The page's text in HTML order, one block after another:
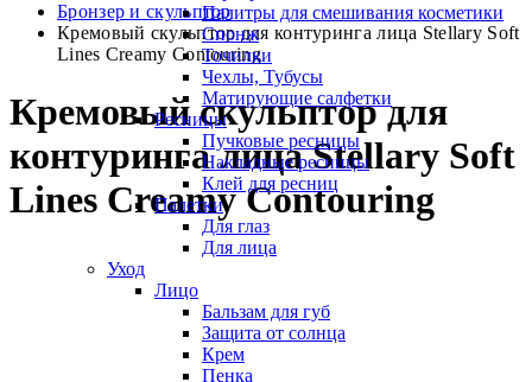
Палитры для смешивания косметики
Спонж
Точилки
Чехлы, Тубусы
Матирующие салфетки
Ресницы
Пучковые ресницы
Накладные ресницы
Клей для ресниц
Палетки
Для глаз
Для лица
Уход
Лицо
Бальзам для губ
Защита от солнца
Крем
Пенка
Бронзер и скульптор
Кремовый скульптор для контуринга лица Stellary Soft
Lines Сreamy Сontouring
Кремовый скульптор для
контуринга лица Stellary Soft
Lines Сreamy Сontouring